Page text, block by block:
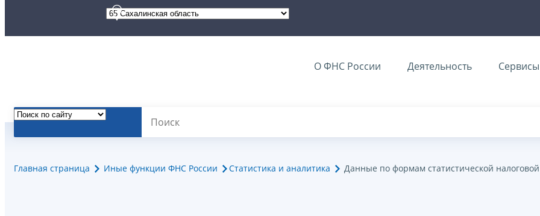
О ФНС России Деятельность Сервисы
Главная страница Иные функции ФНС России Статистика и аналитика Данные по формам статистической налоговой